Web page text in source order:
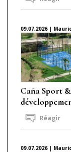
09.07.2026 |
Caña Sport
Réagir
09.07.2026 |